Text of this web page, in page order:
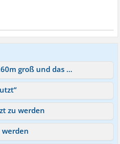
Fast 18 Jahre alt, nur 1,60m groß und das als Mann
zu werden